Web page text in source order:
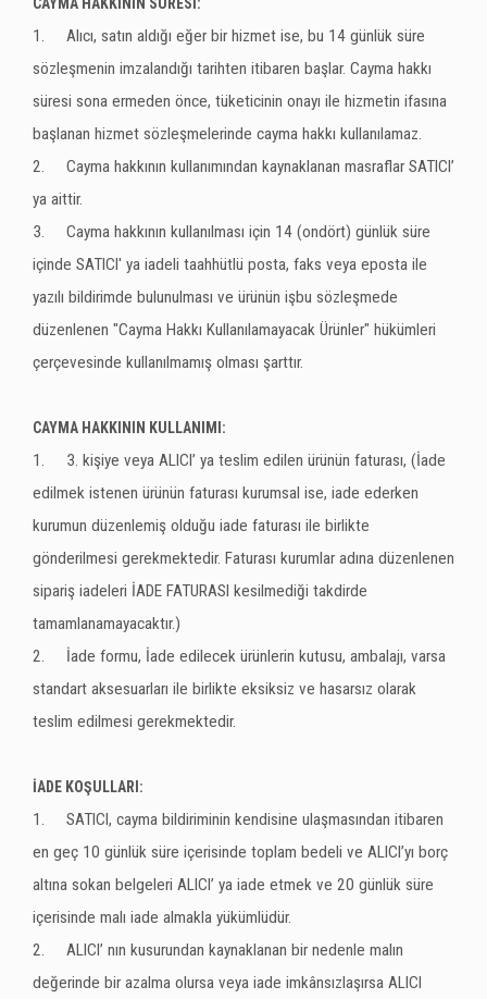
1.
Alıcı, satın aldığı eğer bir hizmet ise, bu 14 günlük süre
sözleşmenin imzalandığı tarihten itibaren başlar. Cayma hakkı
süresi sona ermeden önce, tüketicinin onayı ile hizmetin ifasına
başlanan hizmet sözleşmelerinde cayma hakkı kullanılamaz.
2.
Cayma hakkının kullanımından kaynaklanan masraflar SATICI’
ya aittir.
3.
Cayma hakkının kullanılması için 14 (ondört) günlük süre
içinde SATICI' ya iadeli taahhütlü posta, faks veya eposta ile
yazılı bildirimde bulunulması ve ürünün işbu sözleşmede
düzenlenen "Cayma Hakkı Kullanılamayacak Ürünler" hükümleri
çerçevesinde kullanılmamış olması şarttır.
CAYMA HAKKININ KULLANIMI:
1.
3. kişiye veya ALICI’ ya teslim edilen ürünün faturası, (İade
edilmek istenen ürünün faturası kurumsal ise, iade ederken
kurumun düzenlemiş olduğu iade faturası ile birlikte
gönderilmesi gerekmektedir. Faturası kurumlar adına düzenlenen
sipariş iadeleri İADE FATURASI kesilmediği takdirde
tamamlanamayacaktır.)
2.
İade formu, İade edilecek ürünlerin kutusu, ambalajı, varsa
standart aksesuarları ile birlikte eksiksiz ve hasarsız olarak
teslim edilmesi gerekmektedir.
İADE KOŞULLARI:
1.
SATICI, cayma bildiriminin kendisine ulaşmasından itibaren
en geç 10 günlük süre içerisinde toplam bedeli ve ALICI’yı borç
altına sokan belgeleri ALICI’ ya iade etmek ve 20 günlük süre
içerisinde malı iade almakla yükümlüdür.
2.
ALICI’ nın kusurundan kaynaklanan bir nedenle malın
değerinde bir azalma olursa veya iade imkânsızlaşırsa ALICI